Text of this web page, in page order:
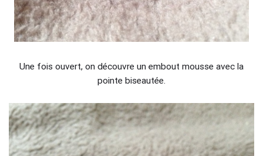
Une fois ouvert, on découvre un embout mousse avec la
pointe biseautée.